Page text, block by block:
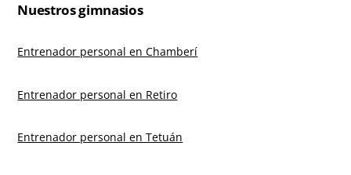
Nuestros gimnasios
Entrenador personal en Chamberí
Entrenador personal en Retiro
Entrenador personal en Tetuán